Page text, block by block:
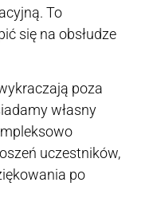
To
się na obsłudze
poza
własny
uczestników,
po